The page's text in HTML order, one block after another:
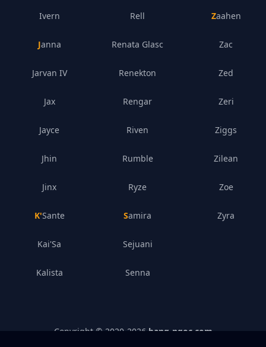
Ivern
Janna
Jarvan IV
Jax
Jayce
Jhin
Jinx
K'Sante
Kai'Sa
Kalista
Rell
Renata Glasc
Renekton
Rengar
Riven
Rumble
Ryze
Samira
Sejuani
Senna
Zaahen
Zac
Zed
Zeri
Ziggs
Zilean
Zoe
Zyra
Copyright © 2020- 2026 bang-ngoc.com